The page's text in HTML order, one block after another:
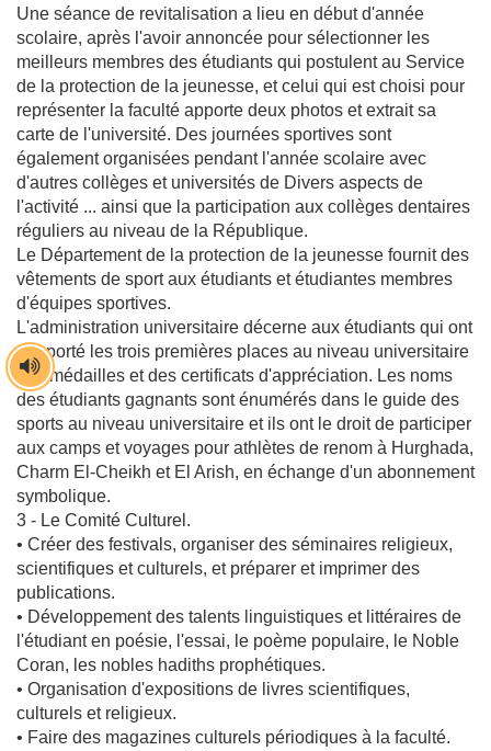
Une séance de revitalisation a lieu en début d'année
scolaire, après l'avoir annoncée pour sélectionner les
meilleurs membres des étudiants qui postulent au Service
de la protection de la jeunesse, et celui qui est choisi pour
représenter la faculté apporte deux photos et extrait sa
carte de l'université. Des journées sportives sont
également organisées pendant l'année scolaire avec
d'autres collèges et universités de Divers aspects de
l'activité ... ainsi que la participation aux collèges dentaires
réguliers au niveau de la République.
Le Département de la protection de la jeunesse fournit des
vêtements de sport aux étudiants et étudiantes membres
d'équipes sportives.
L'administration universitaire décerne aux étudiants qui ont
remporté les trois premières places au niveau universitaire
des médailles et des certificats d'appréciation. Les noms
des étudiants gagnants sont énumérés dans le guide des
sports au niveau universitaire et ils ont le droit de participer
aux camps et voyages pour athlètes de renom à Hurghada,
Charm El-Cheikh et El Arish, en échange d'un abonnement
symbolique.
3 - Le Comité Culturel.
• Créer des festivals, organiser des séminaires religieux,
scientifiques et culturels, et préparer et imprimer des
publications.
• Développement des talents linguistiques et littéraires de
l'étudiant en poésie, l'essai, le poème populaire, le Noble
Coran, les nobles hadiths prophétiques.
• Organisation d'expositions de livres scientifiques,
culturels et religieux.
• Faire des magazines culturels périodiques à la faculté.